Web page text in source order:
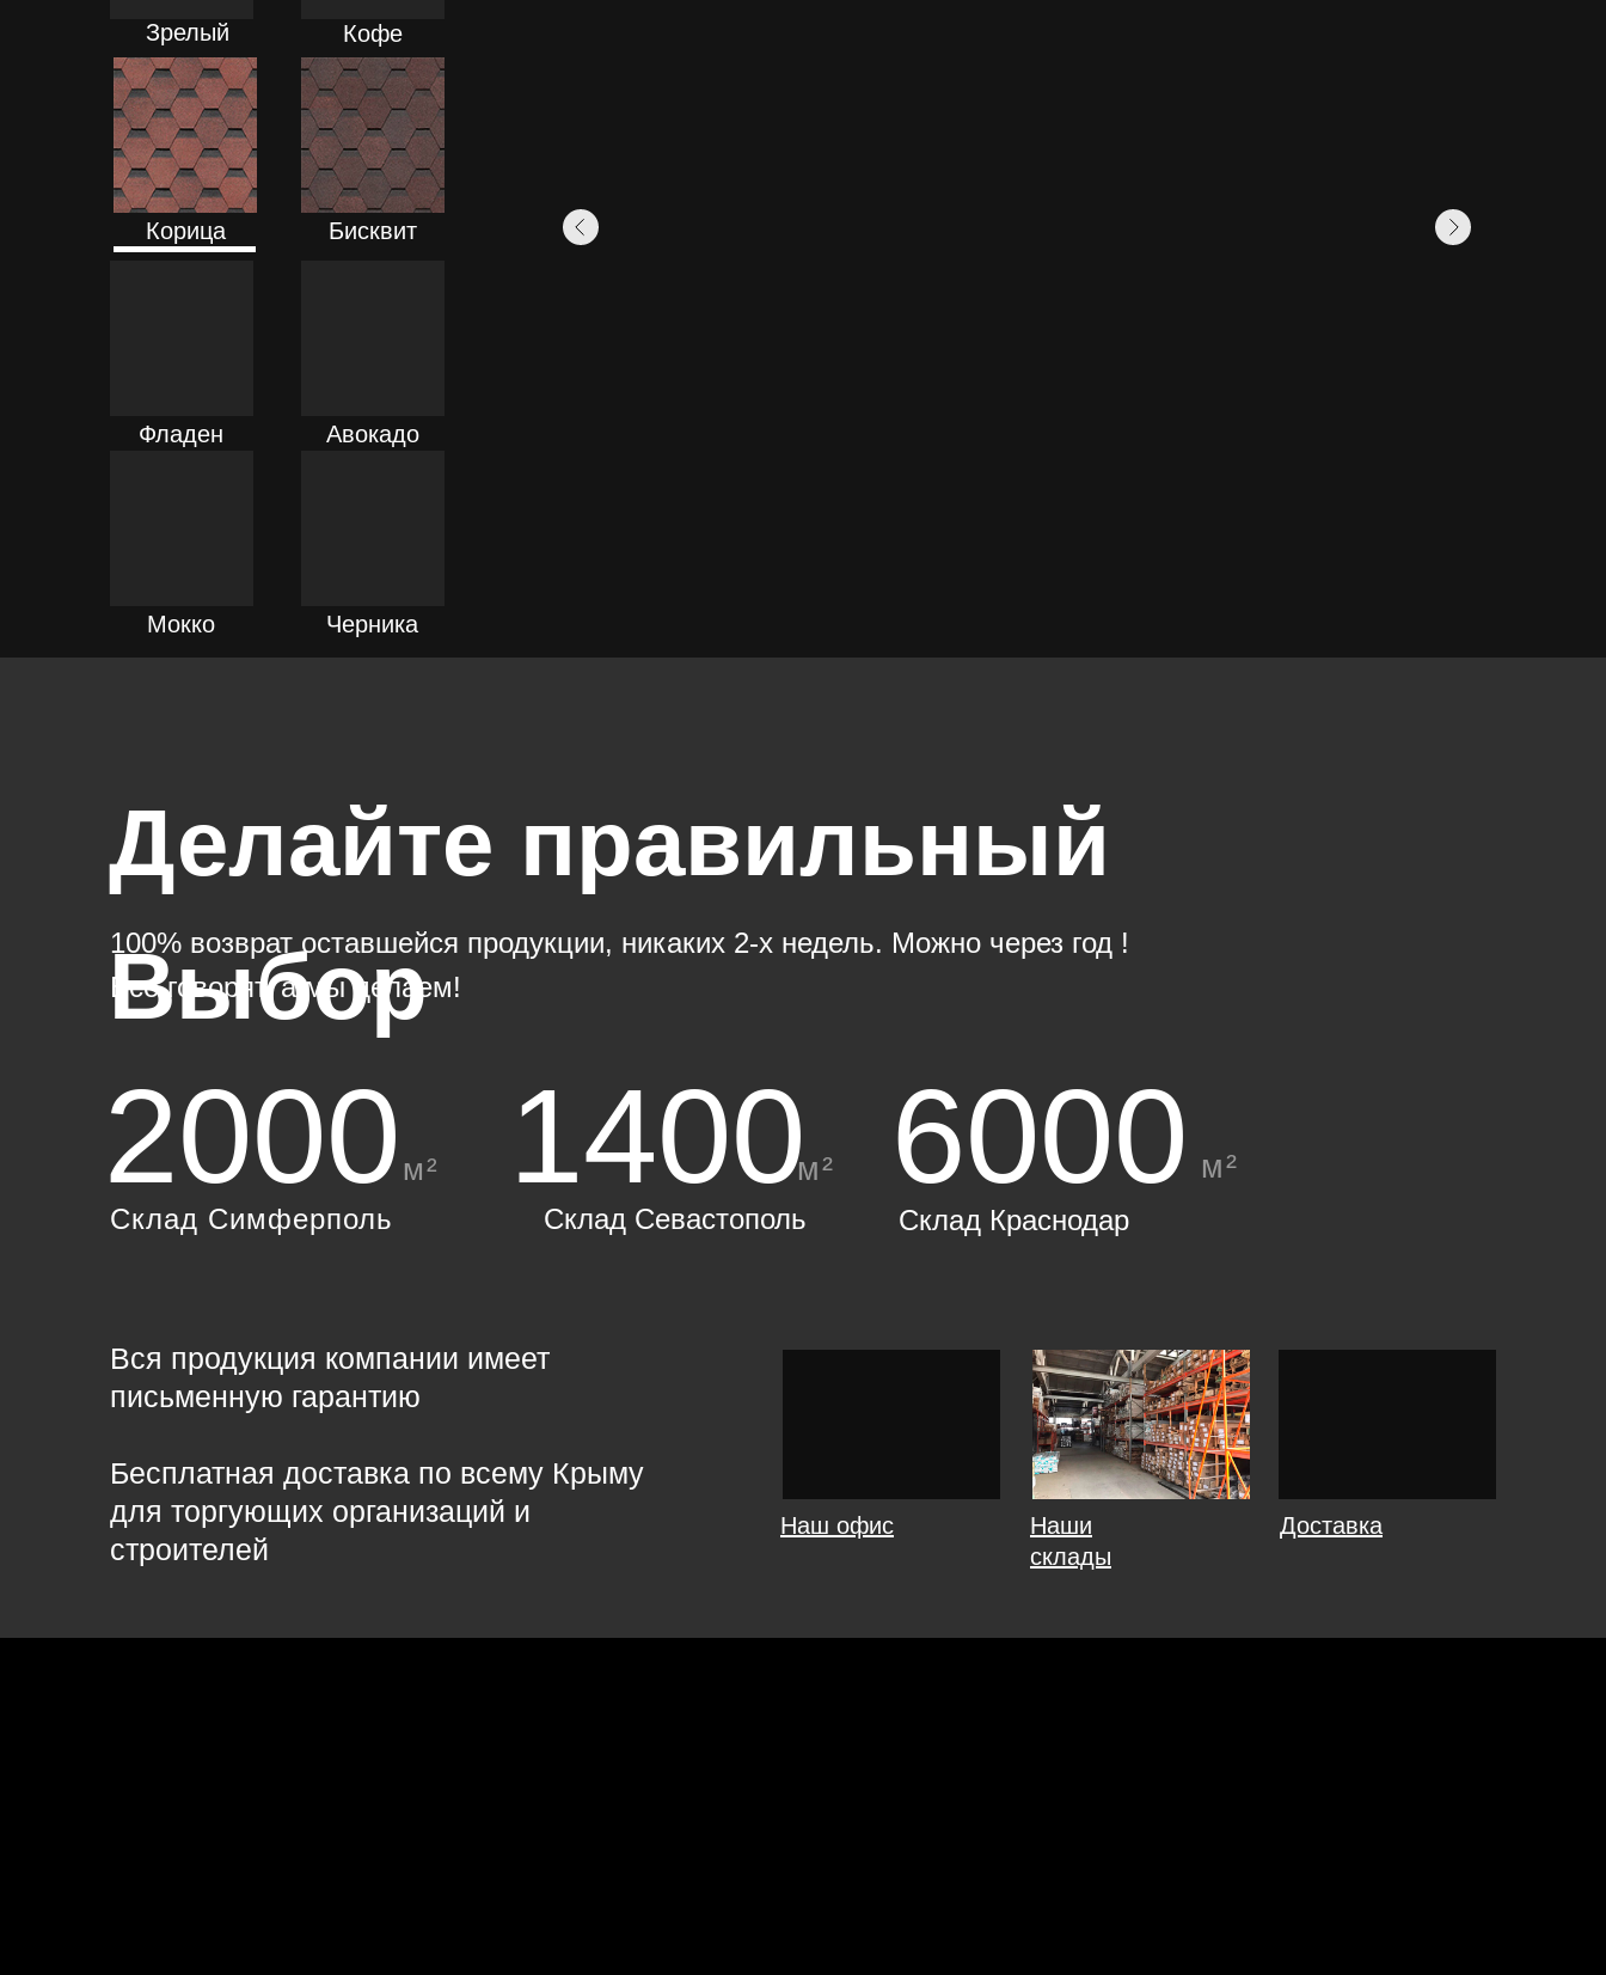
Зрелый
каштан
Кофе
Бисквит
Мокко
Авокадо
Черника
Фладен
Корица
ПОДРОБНЕЕ ПОДРОБНЕЕ
Делайте правильный
Выбор
100% возврат оставшейся продукции, никаких 2-х недель. Можно через год !
Все говорят, а мы делаем!
Склад Симферполь Склад Севастополь Склад Краснодар
Вся продукция компании имеет
письменную гарантию
Бесплатная доставка по всему Крыму
для торгующих организаций и
строителей
2000 м² 1400 6000
м² м²
Наш офис
Наши
склады
Доставка